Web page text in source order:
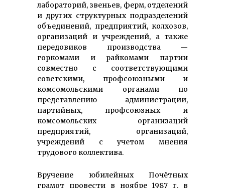
лабораторий, звеньев, ферм, отделений
и других структурных подразделений
объединений, предприятий, колхозов,
организаций и учреждений, а также
передовиков производства —
горкомами и райкомами партии
совместно с соответствующими
советскими, профсоюзными и
комсомольскими органами по
представлению администрации,
партийных, профсоюзных и
комсомольских организаций
предприятий, организаций,
учреждений с учетом мнения
трудового коллектива.
Вручение юбилейных Почётных
грамот провести в ноябре 1987 г. в